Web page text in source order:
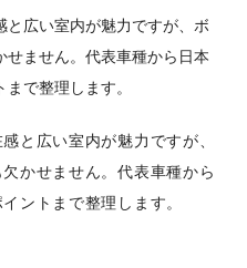
と広い室内が魅力ですが、ボ
ません。代表車種から日本
で整理します。
と広い室内が魅力ですが、
かせません。代表車種から
ントまで整理します。